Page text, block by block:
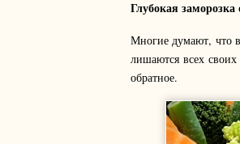
Глубокая
Многие думают, что
лишаются всех
обратное.